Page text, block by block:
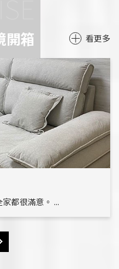
開箱 看更多
沙發實品送到家後，質感讓我們全家都很滿意。 ...